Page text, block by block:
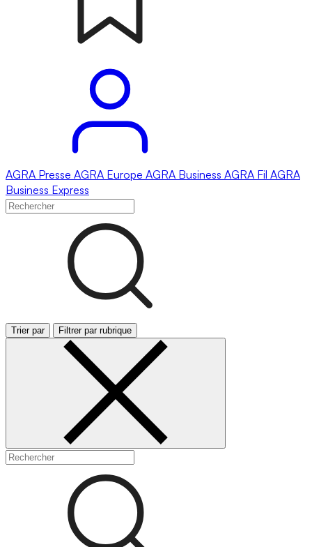
AGRA Presse AGRA Europe AGRA Business AGRA Fil AGRA
Business Express
Trier par Filtrer par rubrique